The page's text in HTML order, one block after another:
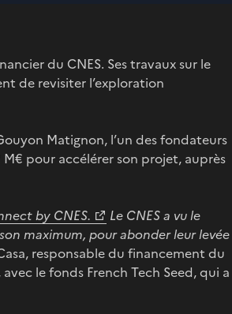
du CNES. Ses travaux sur le
de revisiter l’exploration
Matignon, l’un des fondateurs
pour accélérer son projet, auprès
by CNES.
Le CNES a vu le
maximum, pour abonder leur levée
responsable du financement du
le fonds French Tech Seed, qui a